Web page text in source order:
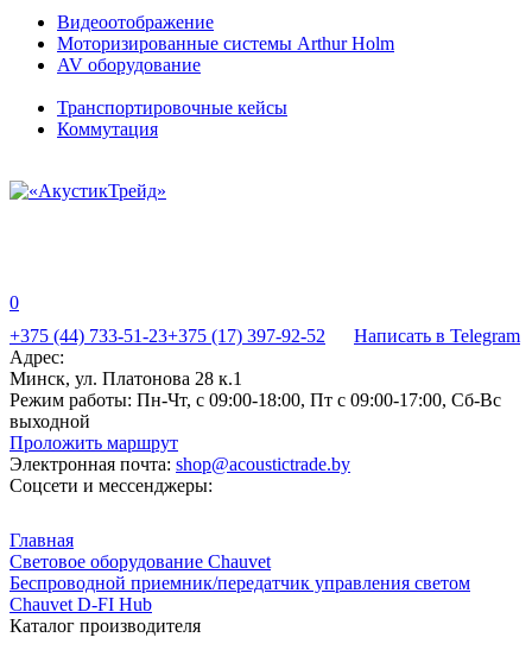
Видеоотображение
Моторизированные системы Arthur Holm
AV оборудование
Транспортировочные кейсы
Коммутация
0
+375 (44) 733-51-23+375 (17) 397-92-52
Написать в Telegram
Адрес:
Минск, ул. Платонова 28 к.1
Режим работы: Пн-Чт, с 09:00-18:00, Пт с 09:00-17:00, Сб-Вс
выходной
Проложить маршрут
Электронная почта: shop@acoustictrade.by
Соцсети и мессенджеры:
Главная
Cветовое оборудование Chauvet
Беспроводной приемник/передатчик управления светом
Chauvet D-FI Hub
Каталог производителя